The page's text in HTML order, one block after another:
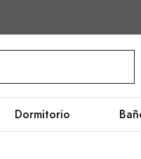
Dormitorio